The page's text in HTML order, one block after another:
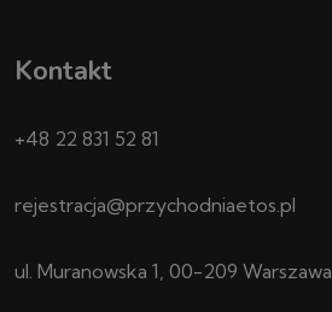
Kontakt
+48 22 831 52 81
rejestracja@przychodniaetos.pl
ul. Muranowska 1, 00-209 Warszawa